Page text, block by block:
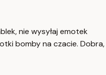
nie wysyłaj emotek
bomby na czacie. Dobra,